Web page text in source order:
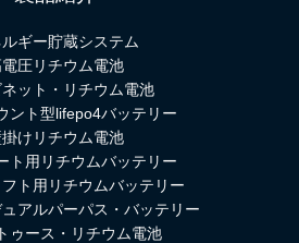
ギー貯蔵システム
圧リチウム電池
ット・リチウム電池
ント型lifepo4バッテリー
けリチウム電池
ト用リチウムバッテリー
ト用リチウムバッテリー
アルパーパス・バッテリー
ゥース・リチウム電池